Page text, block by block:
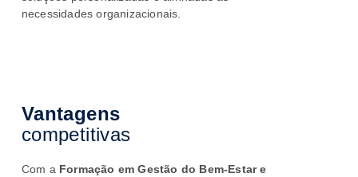
necessidades organizacionais.
Vantagens
competitivas
Com a Formação em Gestão do Bem-Estar e